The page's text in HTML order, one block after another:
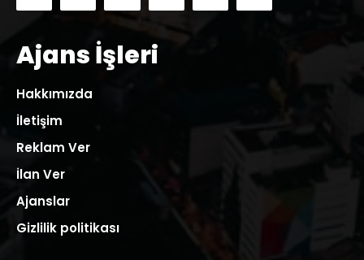
Ajans İşleri
Hakkımızda
İletişim
Reklam Ver
İlan Ver
Ajanslar
Gizlilik politikası